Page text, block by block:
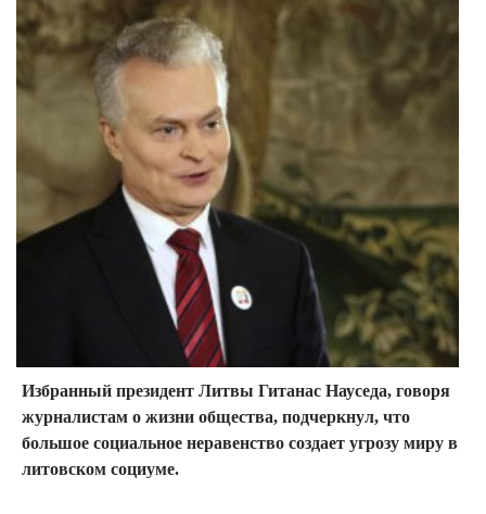
Избранный президент Литвы Гитанас Науседа, говоря
журналистам о жизни общества, подчеркнул, что
большое социальное неравенство создает угрозу миру в
литовском социуме.